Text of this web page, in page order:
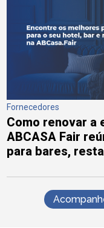
Fornecedores
Como renovar a
ABCASA Fair
para bares,